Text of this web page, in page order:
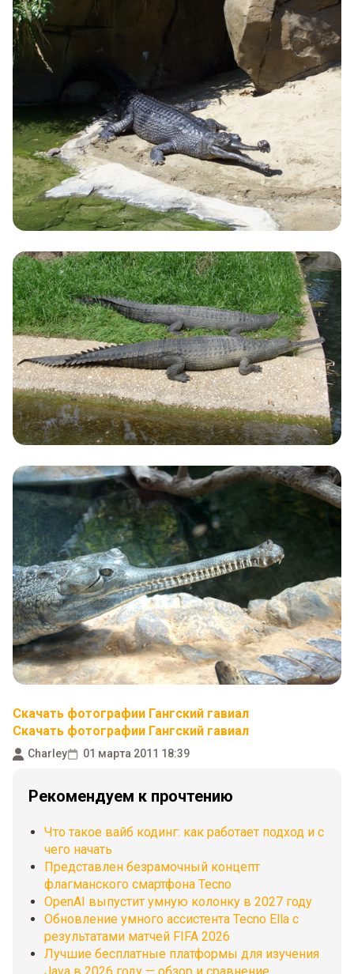
Скачать фотографии Гангский гавиал
Скачать фотографии Гангский гавиал
Charley 01 марта 2011 18:39
Рекомендуем к прочтению
Что такое вайб кодинг: как работает подход и с
чего начать
Представлен безрамочный концепт
флагманского смартфона Tecno
OpenAI выпустит умную колонку в 2027 году
Обновление умного ассистента Tecno Ella с
результатами матчей FIFA 2026
Лучшие бесплатные платформы для изучения